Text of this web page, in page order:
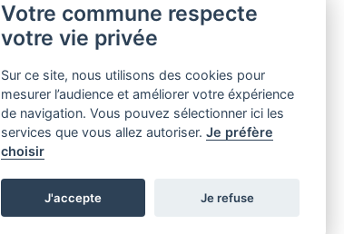
Votre commune respecte
votre vie privée
Sur ce site, nous utilisons des cookies pour
mesurer l’audience et améliorer votre éxpérience
de navigation. Vous pouvez sélectionner ici les
services que vous allez autoriser. Je préfère
choisir
J'accepte Je refuse